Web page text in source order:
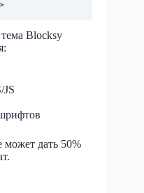
Blocksy
JS
может дать 50%